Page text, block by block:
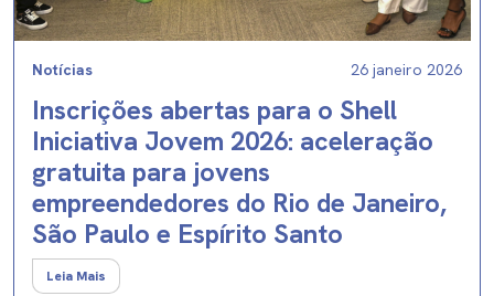
Notícias 26 janeiro 2026
Inscrições abertas para o Shell
Iniciativa Jovem 2026: aceleração
gratuita para jovens
empreendedores do Rio de Janeiro,
São Paulo e Espírito Santo
Leia Mais